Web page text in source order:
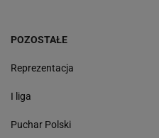
POZOSTAŁE
Reprezentacja
I liga
Puchar Polski